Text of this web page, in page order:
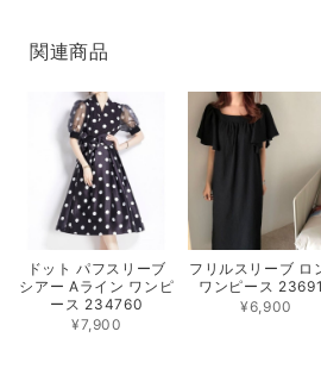
関連商品
ドット パフスリーブ
シアー Aライン ワンピ
ース 234760
¥7,900
フリルスリーブ ロ
ワンピース
¥6,900